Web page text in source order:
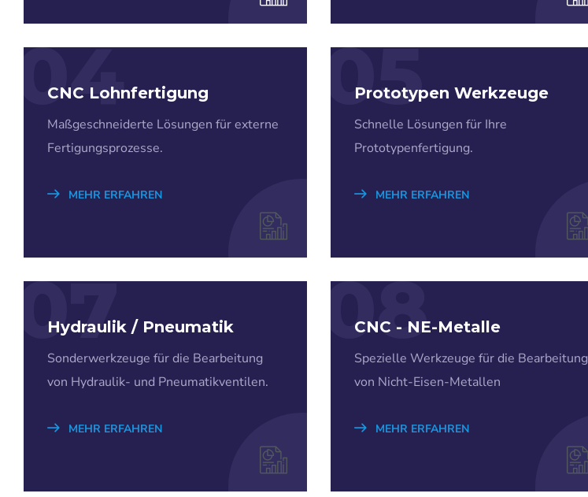
04
CNC Lohnfertigung
Maßgeschneiderte Lösungen für externe
Fertigungsprozesse.
MEHR ERFAHREN
05
Prototypen Werkzeuge
Schnelle Lösungen für Ihre
Prototypenfertigung.
MEHR ERFAHREN
07
Hydraulik / Pneumatik
Sonderwerkzeuge für die Bearbeitung
von Hydraulik- und Pneumatikventilen.
MEHR ERFAHREN
08
CNC - NE-Metalle
Spezielle Werkzeuge für die Bearbeitung
von Nicht-Eisen-Metallen
MEHR ERFAHREN